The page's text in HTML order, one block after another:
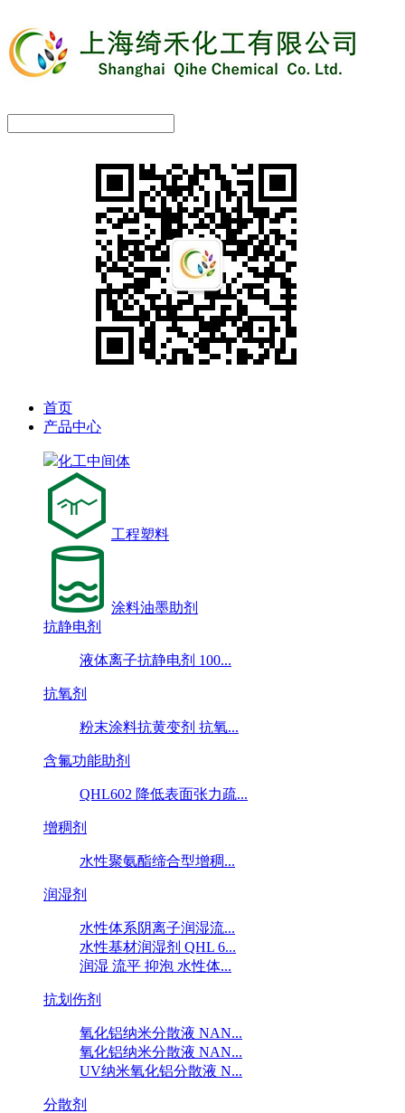
首页
产品中心
化工中间体
工程塑料
涂料油墨助剂
抗静电剂
液体离子抗静电剂 100...
抗氧剂
粉末涂料抗黄变剂 抗氧...
含氟功能助剂
QHL602 降低表面张力疏...
增稠剂
水性聚氨酯缔合型增稠...
润湿剂
水性体系阴离子润湿流...
水性基材润湿剂 QHL 6...
润湿 流平 抑泡 水性体...
抗划伤剂
氧化铝纳米分散液 NAN...
氧化铝纳米分散液 NAN...
UV纳米氧化铝分散液 N...
分散剂